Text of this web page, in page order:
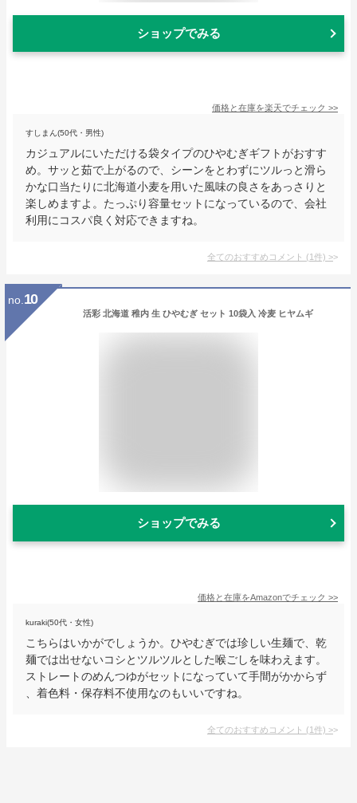
ショップでみる
価格と在庫を楽天でチェック >>
すしまん(50代・男性)
カジュアルにいただける袋タイプのひやむぎギフトがおすす
め。サッと茹で上がるので、シーンをとわずにツルっと滑ら
かな口当たりに北海道小麦を用いた風味の良さをあっさりと
楽しめますよ。たっぷり容量セットになっているので、会社
利用にコスパ良く対応できますね。
全てのおすすめコメント (1件) >
no. 10
活彩 北海道 稚内 生 ひやむぎ セット 10袋入 冷麦 ヒヤムギ
ショップでみる
価格と在庫をAmazonでチェック >>
kuraki(50代・女性)
こちらはいかがでしょうか。ひやむぎでは珍しい生麺で、乾
麺では出せないコシとツルツルとした喉ごしを味わえます。
ストレートのめんつゆがセットになっていて手間がかからず
、着色料・保存料不使用なのもいいですね。
全てのおすすめコメント (1件) >